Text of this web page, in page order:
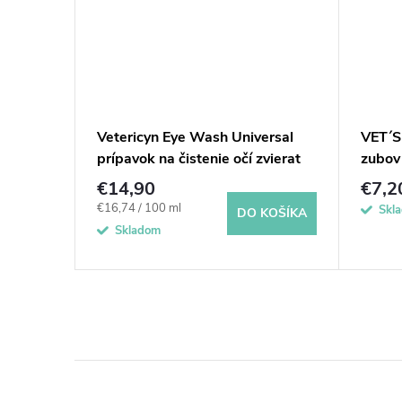
Vetericyn Eye Wash Universal
prípavok na čistenie očí zvierat
89 ml
€14,90
Jednotková
cena:
€16,74 / 100 ml
Skladom
DO KOŠÍKA